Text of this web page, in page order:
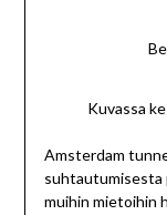
Kuvassa
Amsterdam
suhtautumisesta
muihin mietoihin